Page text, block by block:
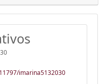
imarina5132030